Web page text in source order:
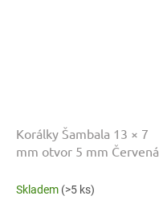
Korálky Šambala 13 × 7
mm otvor 5 mm Červená
Skladem (>5 ks)